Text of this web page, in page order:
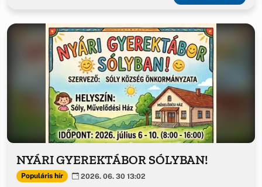
NYÁRI GYEREKTÁBOR SÓLYBAN!
Populáris hír 2026. 06. 30 13:02